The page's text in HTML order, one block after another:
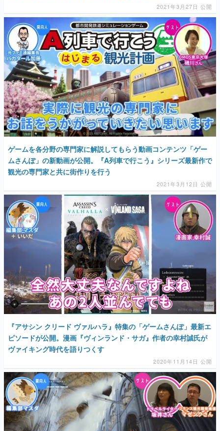
2021年3月27日 公開
ゲームを各分野の専門家に解説してもらう動画コンテンツ「ゲー
ムさんぽ」の新動画が公開。『A列車で行こう』シリーズ最新作で
観光の専門家と共に街作りを行う
2021年3月12日 公開
『アサシン クリード ヴァルハラ』特集の「ゲームさんぽ」最新エ
ピソードが公開。漫画『ヴィンランド・サガ』作者の幸村誠氏が
ヴァイキング時代を語りつくす
2020年11月14日 公開